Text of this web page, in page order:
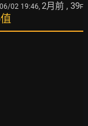
06/02 19:46, 2月前 , 39F